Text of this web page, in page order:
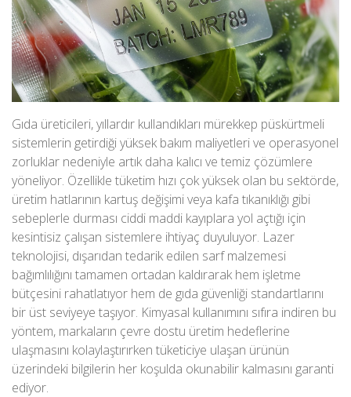
Gıda üreticileri, yıllardır kullandıkları mürekkep püskürtmeli
sistemlerin getirdiği yüksek bakım maliyetleri ve operasyonel
zorluklar nedeniyle artık daha kalıcı ve temiz çözümlere
yöneliyor. Özellikle tüketim hızı çok yüksek olan bu sektörde,
üretim hatlarının kartuş değişimi veya kafa tıkanıklığı gibi
sebeplerle durması ciddi maddi kayıplara yol açtığı için
kesintisiz çalışan sistemlere ihtiyaç duyuluyor. Lazer
teknolojisi, dışarıdan tedarik edilen sarf malzemesi
bağımlılığını tamamen ortadan kaldırarak hem işletme
bütçesini rahatlatıyor hem de gıda güvenliği standartlarını
bir üst seviyeye taşıyor. Kimyasal kullanımını sıfıra indiren bu
yöntem, markaların çevre dostu üretim hedeflerine
ulaşmasını kolaylaştırırken tüketiciye ulaşan ürünün
üzerindeki bilgilerin her koşulda okunabilir kalmasını garanti
ediyor.